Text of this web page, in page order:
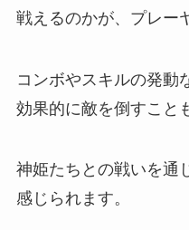
戦えるのかが、プレー
コンボやスキルの発動
効果的に敵を倒すこと
神姫たちとの戦いを通
感じられます。